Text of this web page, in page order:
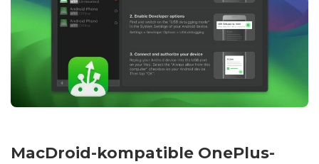
MacDroid-kompatible OnePlus-